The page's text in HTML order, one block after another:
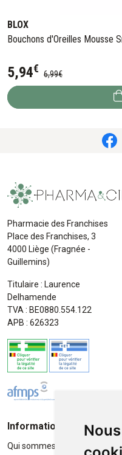
BLOX
Bouchons d'Oreilles Mousse
5,94€ 6,99€
Pharmacie des Franchises
Place des Franchises, 3
4000 Liège (Fragnée -
Guillemins)
Titulaire : Laurence
Delhamende
TVA : BE0880.554.122
APB : 626323
Informations
Qui sommes-nous ?